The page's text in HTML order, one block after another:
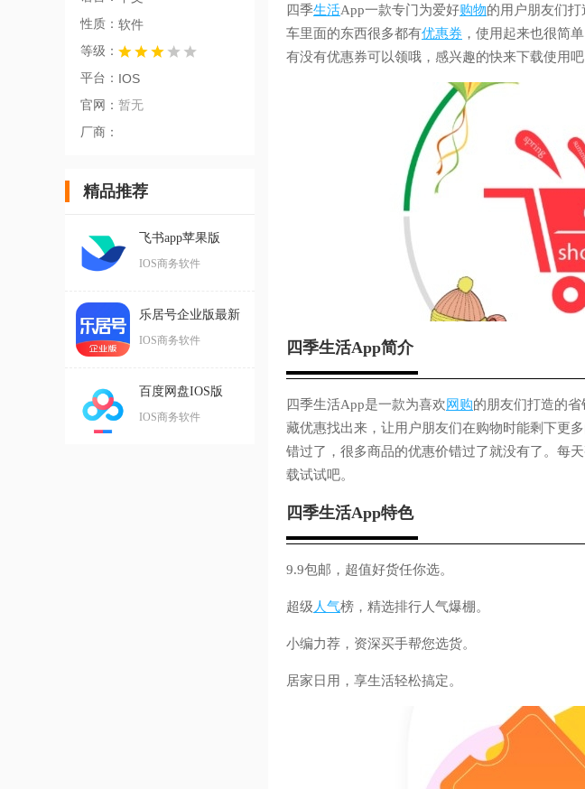
性质： 软件
等级：
平台： IOS
官网： 暂无
厂商：
精品推荐
飞书app苹果版
IOS商务软件
乐居号企业版最新
版
IOS商务软件
百度网盘IOS版
IOS商务软件
四季生活App一款专门为爱好购物的用户朋友们打
车里面的东西很多都有优惠券 ，使用起来也很简
有没有优惠券可以领哦，感兴趣的快来下载使用吧
四季生活App简介
四季生活App是一款为喜欢网购的朋友们打造的
藏优惠找出来，让用户朋友们在购物时能剩下更
错过了，很多商品的优惠价错过了就没有了。每
载试试吧。
四季生活App特色
9.9包邮，超值好货任你选。
超级 人气榜，精选排行人气爆棚。
小编力荐，资深买手帮您选货。
居家日用，享生活轻松搞定。